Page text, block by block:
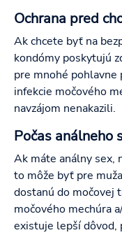
Ochrana pred
Ak chcete byť na
kondómy poskytujú
pre mnohé pohlavne
infekcie močového
navzájom nenakazili.
Počas análneho
Ak máte análny sex,
to môže byť pre
dostanú do močovej
močového mechúra
existuje lepší dôvod,